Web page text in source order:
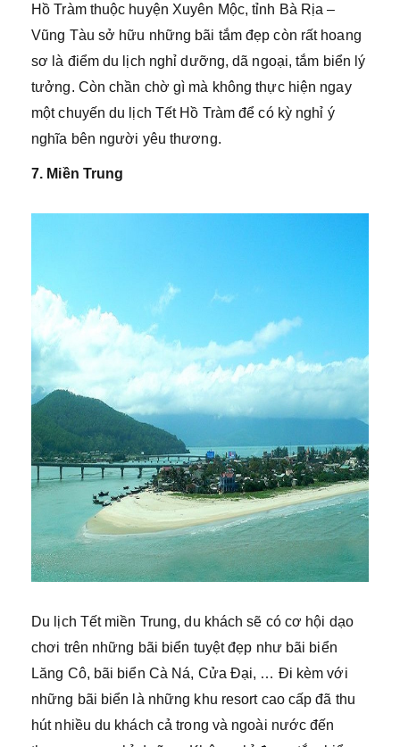
Hồ Tràm thuộc huyện Xuyên Mộc, tỉnh Bà Rịa –
Vũng Tàu sở hữu những bãi tắm đẹp còn rất hoang
sơ là điểm du lịch nghỉ dưỡng, dã ngoại, tắm biển lý
tưởng. Còn chần chờ gì mà không thực hiện ngay
một chuyến du lịch Tết Hồ Tràm để có kỳ nghỉ ý
nghĩa bên người yêu thương.
7. Miền Trung
Du lịch Tết miền Trung, du khách sẽ có cơ hội dạo
chơi trên những bãi biển tuyệt đẹp như bãi biển
Lăng Cô, bãi biển Cà Ná, Cửa Đại, … Đi kèm với
những bãi biển là những khu resort cao cấp đã thu
hút nhiều du khách cả trong và ngoài nước đến